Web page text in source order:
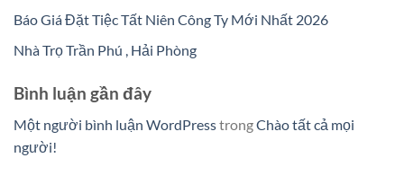
Báo Giá Đặt Tiệc Tất Niên Công Ty Mới Nhất 2026
Nhà Trọ Trần Phú , Hải Phòng
Bình luận gần đây
Một người bình luận WordPresstrongChào tất cả mọi
người!